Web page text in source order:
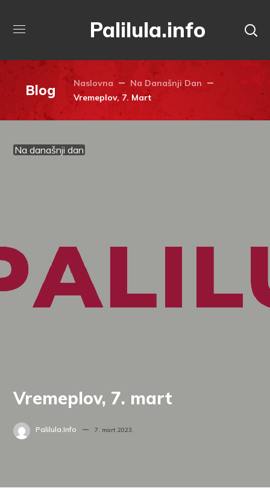
Palilula.info
Blog Naslovna
Na Današnji Dan
Vremeplov, 7. Mart
Na današnji dan
Vremeplov, 7. mart
Palilula.info 7. mart 2023.